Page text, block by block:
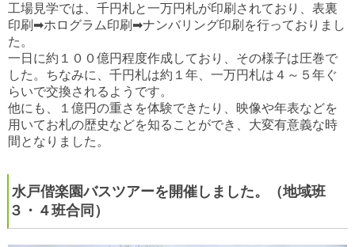
工場見学では、千円札と一万円札が印刷されており、表裏
印刷➡ホログラム印刷➡ナンバリング印刷を行っておりまし
た。
一日に約１００億円程度作成しており、その様子は圧巻で
した。ちなみに、千円札は約１年、一万円札は４～５年ぐ
らいで交換されるようです。
他にも、１億円の重さを体験できたり、映像や年表などを
用いてお札の歴史などを知ることができ、大変有意義な時
間となりました。
水戸偕楽園バスツアーを開催しました。（地域班
３・４班合同）